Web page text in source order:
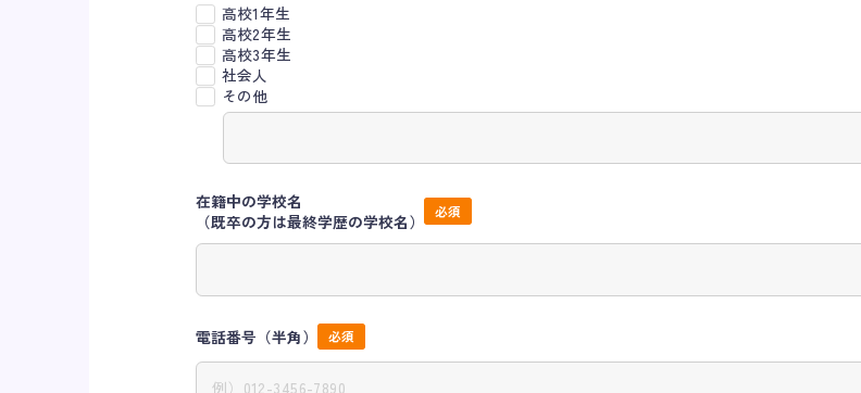
高校1年生
高校2年生
高校3年生
社会人
その他
在籍中の学校名
（既卒の方は最終学歴の学校名）
電話番号（半角）